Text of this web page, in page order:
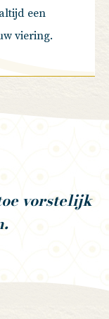
een
viering.
vorstelijk